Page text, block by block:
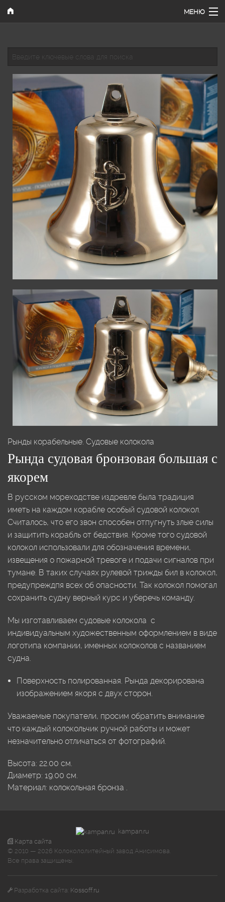
Перейти к основному содержанию
МЕНЮ
Наши работы
Как купить
Контакты
Поиск
Рынды корабельные. Судовые колокола
Рында судовая бронзовая большая с
якорем
В русском мореходстве издревле была традиция
иметь на каждом корабле особый судовой колокол.
Считалось, что его звон способен отпугнуть злые силы
и защитить корабль от бедствия. Кроме того судовой
колокол использовали для обозначения времени,
извещения о пожарной тревоге и подачи сигналов при
тумане. В таких случаях рулевой трижды бил в колокол,
предупреждпя всех об опасности. Так колокол помогал
сохранить судну верный курс и уберечь команду.
Мы изготавливаем судовые колокола с
индивидуальным художественным оформлением в виде
логотипа компании, именных колоколов с названием
судна.
Поверхность полированная. Рында декорирована
изображением якоря с двух сторон.
Уважаемые покупатели, просим обратить внимание
что каждый колокольчик ручной работы и может
незначительно отличаться от фотографий.
Высота: 22.00 см.
Диаметр: 19.00 см.
Материал: колокольная бронза .
kampan.ru
Карта сайта
© 2010 — 2026 Колокололитейный завод Анисимова.
Все права защищены.
Разработка сайта: Kossoff.ru